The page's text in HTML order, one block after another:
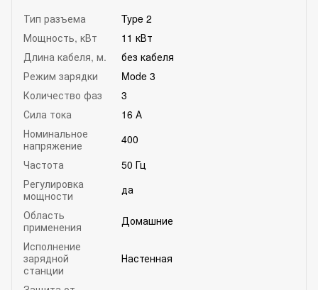
Тип разъема
Type 2
Мощность, кВт
11 кВт
Длина кабеля, м.
без кабеля
Режим зарядки
Mode 3
Количество фаз
3
Сила тока
16 А
Номинальное
напряжение
400
Частота
50 Гц
Регулировка
мощности
да
Область
применения
Домашние
Исполнение
зарядной
станции
Настенная